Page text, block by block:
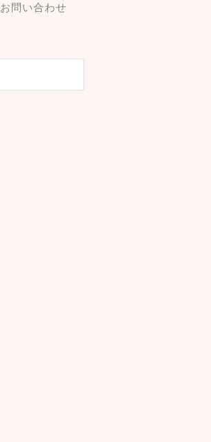
お問い合わせ